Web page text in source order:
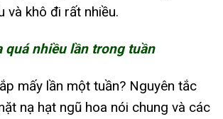
và khô đi rất nhiều.
quá nhiều lần trong tuần
mấy lần một tuần? Nguyên tắc
nạ hạt ngũ hoa nói chung và các